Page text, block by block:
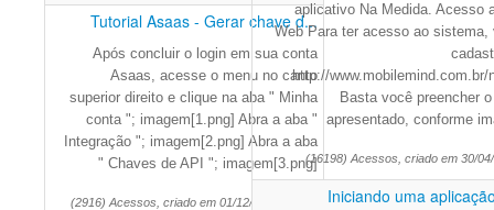
Tutorial Asaas - Gerar chave d...
Após concluir o login em sua conta
Asaas, acesse o menu no canto
superior direito e clique na aba " Minha
conta "; imagem[1.png] Abra a aba "
Integração "; imagem[2.png] Abra a aba
" Chaves de API "; imagem[3.png]
(2916) Acessos, criado em 01/12/2025 16:02
aplicativo Na Medida. Acesso
Web Para ter acesso ao sistema,
http://www.mobilemind.com.br/
Basta você preencher
apresentado, conforme
(16198) Acessos, criado em 30/
Iniciando uma